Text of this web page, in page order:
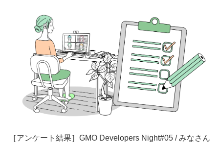
［アンケート結果］GMO Developers Night#05 / みなさん